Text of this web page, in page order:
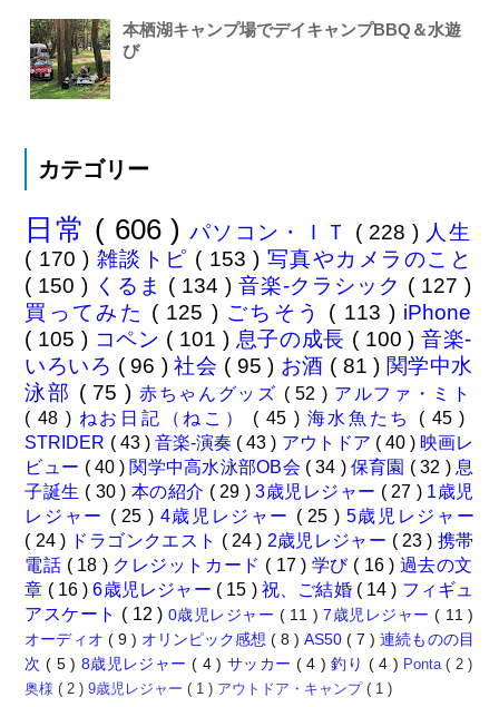
本栖湖キャンプ場でデイキャンプBBQ＆水遊
び
カテゴリー
日常 ( 606 )パソコン・ＩＴ ( 228 ) 人生
( 170 ) 雑談トピ ( 153 ) 写真やカメラのこと
( 150 ) くるま ( 134 ) 音楽-クラシック ( 127 )
買ってみた ( 125 ) ごちそう ( 113 ) iPhone
( 105 ) コペン ( 101 ) 息子の成長 ( 100 )音楽-
いろいろ ( 96 )社会 ( 95 ) お酒 ( 81 ) 関学中水
泳部 ( 75 ) 赤ちゃんグッズ ( 52 ) アルファ・ミト
( 48 ) ねお日記（ねこ） ( 45 ) 海水魚たち ( 45 )
STRIDER ( 43 ) 音楽-演奏 ( 43 ) アウトドア ( 40 ) 映画レ
ビュー ( 40 ) 関学中高水泳部OB会 ( 34 ) 保育園 ( 32 ) 息
子誕生 ( 30 ) 本の紹介 ( 29 )3歳児レジャー ( 27 ) 1歳児
レジャー ( 25 ) 4歳児レジャー ( 25 ) 5歳児レジャー
( 24 ) ドラゴンクエスト ( 24 ) 2歳児レジャー ( 23 ) 携帯
電話 ( 18 ) クレジットカード ( 17 ) 学び ( 16 ) 過去の文
章 ( 16 )6歳児レジャー ( 15 ) 祝、ご結婚 ( 14 ) フィギュ
アスケート ( 12 ) 0歳児レジャー ( 11 )7歳児レジャー( 11 )
オーディオ ( 9 ) オリンピック感想( 8 )AS50( 7 )連続ものの目
次( 5 ) 8歳児レジャー( 4 ) サッカー ( 4 )釣り ( 4 ) Ponta( 2 )
奥様( 2 )9歳児レジャー( 1 ) アウトドア・キャンプ( 1 )